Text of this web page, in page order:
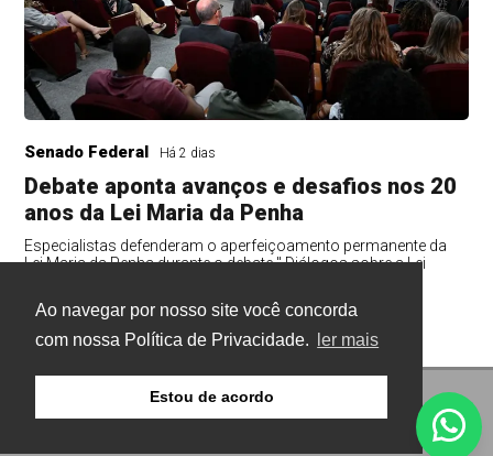
Ao navegar por nosso site você concorda
com nossa Política de Privacidade.
ler mais
Estou de acordo
Senado Federal Há 2 dias
Debate aponta avanços e desafios nos 20
anos da Lei Maria da Penha
Especialistas defenderam o aperfeiçoamento permanente da
Lei Maria da Penha durante o debate " Diálogos sobre a Lei
© Copyright 2026 - Gazeta Buritis - Todos os direitos